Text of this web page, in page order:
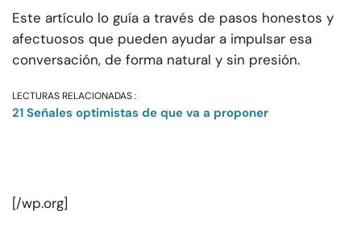
Este artículo lo guía a través de pasos honestos y
afectuosos que pueden ayudar a impulsar esa
conversación, de forma natural y sin presión.
LECTURAS RELACIONADAS :
21 Señales optimistas de que va a proponer
[/wp.org]